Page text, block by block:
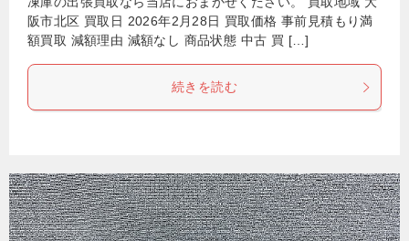
阪市北区 買取日 2026年2月28日 買取価格 事前見積もり満
額買取 減額理由 減額なし 商品状態 中古 買 […]
続きを読む